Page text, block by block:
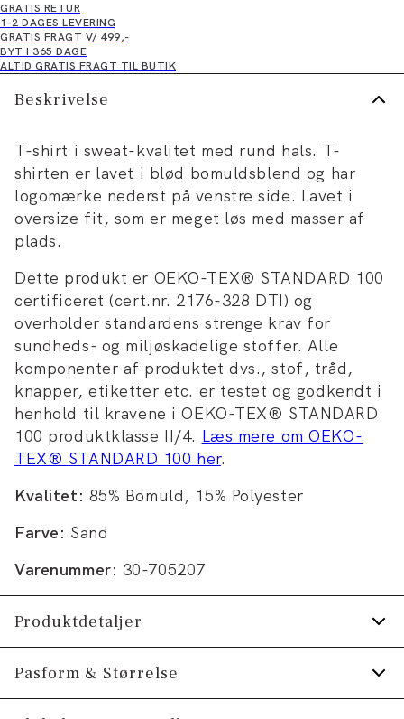
GRATIS RETUR
1-2 DAGES LEVERING
GRATIS FRAGT V/ 499,-
BYT I 365 DAGE
ALTID GRATIS FRAGT TIL BUTIK
Beskrivelse
T-shirt i sweat-kvalitet med rund hals. T-
shirten er lavet i blød bomuldsblend og har
logomærke nederst på venstre side. Lavet i
oversize fit, som er meget løs med masser af
plads.
Dette produkt er OEKO-TEX® STANDARD 100
certificeret (cert.nr. 2176-328 DTI) og
overholder standardens strenge krav for
sundheds- og miljøskadelige stoffer. Alle
komponenter af produktet dvs., stof, tråd,
knapper, etiketter etc. er testet og godkendt i
henhold til kravene i OEKO-TEX® STANDARD
100 produktklasse II/4. Læs mere om OEKO-
TEX® STANDARD 100 her.
Kvalitet: 85% Bomuld, 15% Polyester
Farve: Sand
Varenummer: 30-705207
Produktdetaljer
T-shirten har rund hals.
Logomærke nederst på venstre side.
Pasform & Størrelse